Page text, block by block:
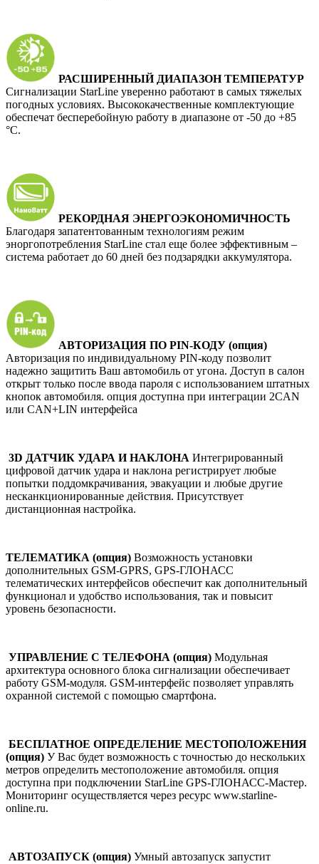
РАСШИРЕННЫЙ ДИАПАЗОН ТЕМПЕРАТУР
Сигнализации StarLine уверенно работают в самых тяжелых
погодных условиях. Высококачественные комплектующие
обеспечат бесперебойную работу в диапазоне от -50 до +85
°С.
РЕКОРДНАЯ ЭНЕРГОЭКОНОМИЧНОСТЬ
Благодаря запатентованным технологиям режим
эноргопотребления StarLine стал еще более эффективным –
система работает до 60 дней без подзарядки аккумулятора.
АВТОРИЗАЦИЯ ПО PIN-КОДУ (опция)
Авторизация по индивидуальному PIN-коду позволит
надежно защитить Ваш автомобиль от угона. Доступ в салон
открыт только после ввода пароля с использованием штатных
кнопок автомобиля. опция доступна при интеграции 2CAN
или CAN+LIN интерфейса
3D ДАТЧИК УДАРА И НАКЛОНА Интегрированный
цифровой датчик удара и наклона регистрирует любые
попытки поддомкрачивания, эвакуации и любые другие
несканкционированные действия. Присутствует
дистанционная настройка.
ТЕЛЕМАТИКА (опция) Возможность установки
дополнительных GSM-GPRS, GPS-ГЛОНАСС
телематических интерфейсов обеспечит как дополнительный
функционал и удобство использования, так и повысит
уровень безопасности.
УПРАВЛЕНИЕ С ТЕЛЕФОНА (опция) Модульная
архитектура основного блока сигнализации обеспечивает
работу GSM-модуля. GSM-интерфейс позволяет управлять
охранной системой с помощью смартфона.
БЕСПЛАТНОЕ ОПРЕДЕЛЕНИЕ МЕСТОПОЛОЖЕНИЯ
(опция) У Вас будет возможность с точностью до нескольких
метров определить местоположение автомобиля. опция
доступна при подключении StarLine GPS-ГЛОНАСС-Мастер.
Мониторинг осуществляется через ресурс www.starline-
online.ru.
АВТОЗАПУСК (опция) Умный автозапуск запустит